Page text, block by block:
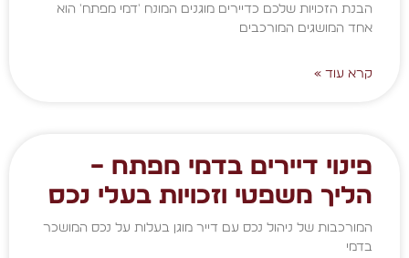
הבנת הזכויות שלכם כדיירים מוגנים המונח 'דמי מפתח' הוא
אחד המושגים המורכבים
קרא עוד »
פינוי דיירים בדמי מפתח –
הליך משפטי וזכויות בעלי נכס
המורכבות של ניהול נכס עם דייר מוגן בעלות על נכס המושכר
בדמי